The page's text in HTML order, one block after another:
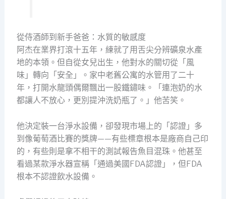
從侍酒師到新手爸爸：水質的敏感度
阿杰在業界打滾十五年，練就了用舌尖分辨礦泉水產
地的本領。但自從女兒出生，他對水的關切從「風
味」轉向「安全」。家中老舊公寓的水管用了二十
年，打開水龍頭偶爾飄出一股鐵鏽味。「連泡奶的水
都讓人不放心，更別提沖洗奶瓶了。」他苦笑。
他決定裝一台淨水設備，卻發現市場上的「認證」多
到像葡萄酒比賽的獎牌——有些標章根本是廠商自己印
的，有些則是拿不相干的測試報告魚目混珠。他甚至
看過某款淨水器宣稱「通過美國FDA認證」，但FDA
根本不認證飲水設備。